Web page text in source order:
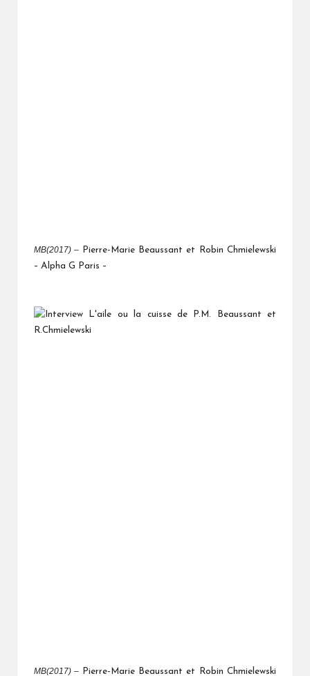
MB(2017) –
Pierre-Marie Beaussant et Robin Chmielewski
– Alpha G Paris –
MB(2017) – Pierre-Marie Beaussant et Robin Chmielewski